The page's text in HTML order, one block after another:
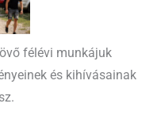
félévi munkájuk
és kihívásainak